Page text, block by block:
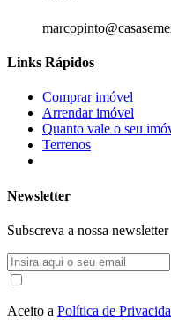
Links Rápidos
Comprar imóvel
Arrendar imóvel
Quanto vale o seu
Terrenos
Newsletter
Subscreva a nossa newsletter
Aceito a Política de